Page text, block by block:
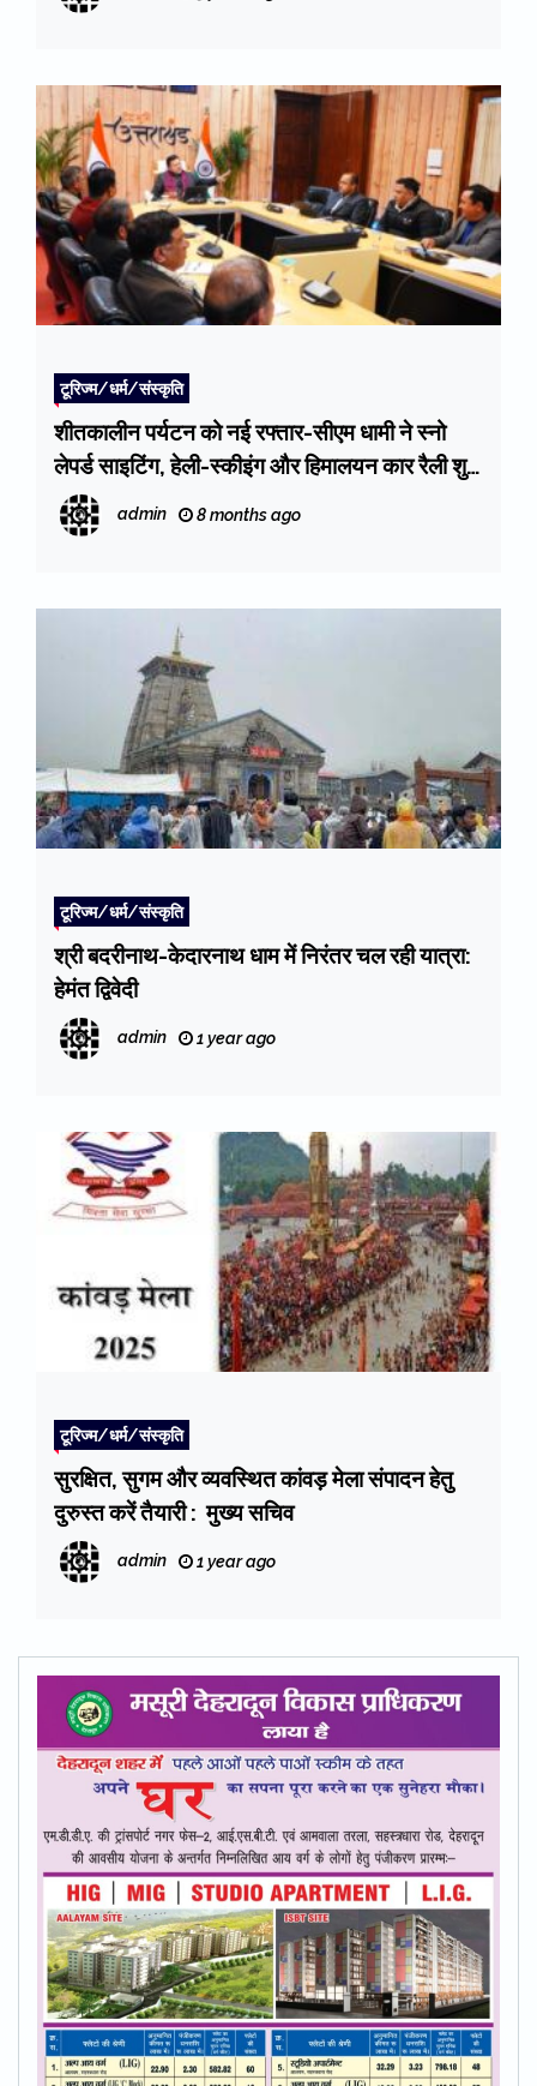
टूरिज्म/धर्म/संस्कृति
शीतकालीन पर्यटन को नई रफ्तार-सीएम धामी ने स्नो
लेपर्ड साइटिंग, हेली-स्कीइंग और हिमालयन कार रैली शुरू
करने के दिए निर्देश
admin 8 months ago
टूरिज्म/धर्म/संस्कृति
श्री बदरीनाथ-केदारनाथ धाम में निरंतर चल रही यात्रा:
हेमंत द्विवेदी
admin 1 year ago
टूरिज्म/धर्म/संस्कृति
सुरक्षित, सुगम और व्यवस्थित कांवड़ मेला संपादन हेतु
दुरुस्त करें तैयारी : मुख्य सचिव
admin 1 year ago